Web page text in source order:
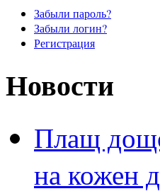
Забыли пароль?
Забыли логин?
Регистрация
Новости
Плащ
на кожен